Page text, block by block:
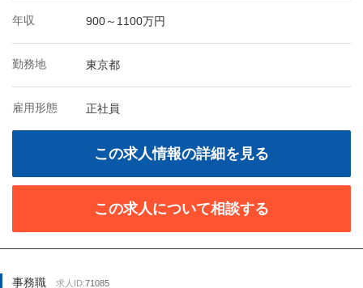
年収 900～1100万円
勤務地 東京都
雇用形態 正社員
この求人情報の詳細を見る
この求人について相談する
事務職 求人ID:71085